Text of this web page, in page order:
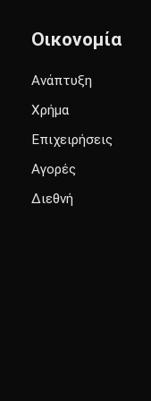
Οικονομία
Ανάπτυξη
Χρήμα
Επιχειρήσεις
Αγορές
Διεθνή